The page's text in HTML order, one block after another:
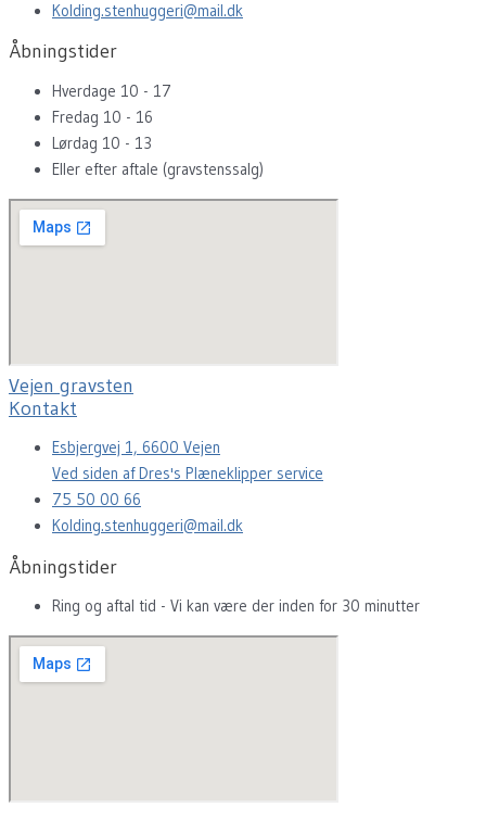
Kolding.stenhuggeri@mail.dk
Åbningstider
Hverdage 10 - 17
Fredag 10 - 16
Lørdag 10 - 13
Eller efter aftale (gravstenssalg)
Vejen gravsten
Kontakt
Esbjergvej 1, 6600 Vejen
Ved siden af Dres's Plæneklipper service
75 50 00 66
Kolding.stenhuggeri@mail.dk
Åbningstider
Ring og aftal tid - Vi kan være der inden for 30 minutter